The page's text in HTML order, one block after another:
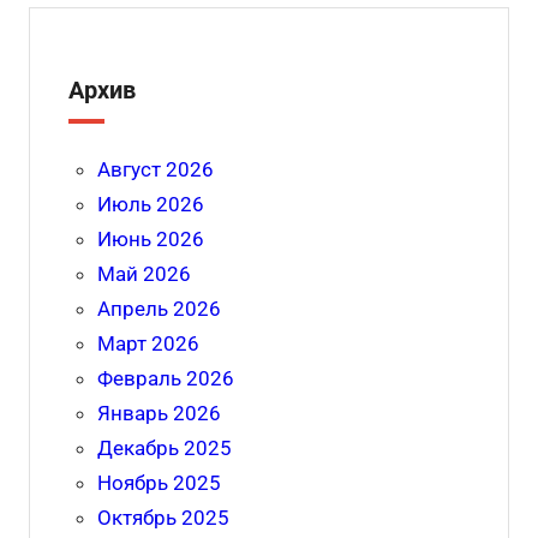
Архив
Август 2026
Июль 2026
Июнь 2026
Май 2026
Апрель 2026
Март 2026
Февраль 2026
Январь 2026
Декабрь 2025
Ноябрь 2025
Октябрь 2025